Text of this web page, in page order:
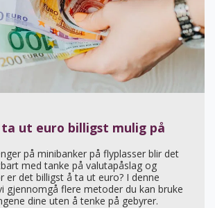
ta ut euro billigst mulig på
på minibanker på flyplasser blir det
med tanke på valutapåslag og
er det billigst å ta ut euro? I denne
gjennomgå flere metoder du kan bruke
dine uten å tenke på gebyrer.